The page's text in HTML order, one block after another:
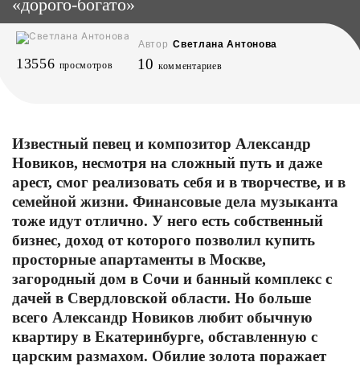
«дорого-богато»
Автор Светлана Антонова
13556 просмотров 10 комментариев
Известный певец и композитор Александр
Новиков, несмотря на сложный путь и даже
арест, смог реализовать себя и в творчестве, и в
семейной жизни. Финансовые дела музыканта
тоже идут отлично. У него есть собственный
бизнес, доход от которого позволил купить
просторные апартаменты в Москве,
загородный дом в Сочи и банный комплекс с
дачей в Свердловской области. Но больше
всего Александр Новиков любит обычную
квартиру в Екатеринбурге, обставленную с
царским размахом. Обилие золота поражает